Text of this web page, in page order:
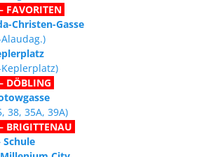
ihr innerhalb von einer Woche
von uns erhalten,
bitte jedenfalls nochmals
FAVORITEN
Christen-Gasse
DÖBLING
38, 35A, 39A)
BRIGITTENAU
Schule